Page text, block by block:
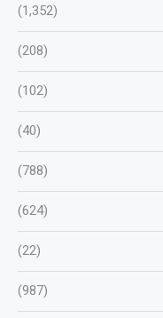
(1,352)
(208)
(102)
(40)
(788)
(624)
(22)
(987)